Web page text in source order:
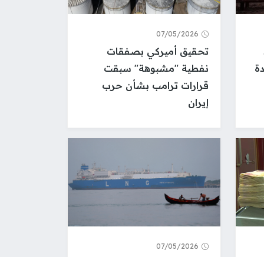
07/05/2026
تحقيق أميركي بصفقات
نفطية "مشبوهة" سبقت
قرارات ترامب بشأن حرب
إيران
07/05/2026